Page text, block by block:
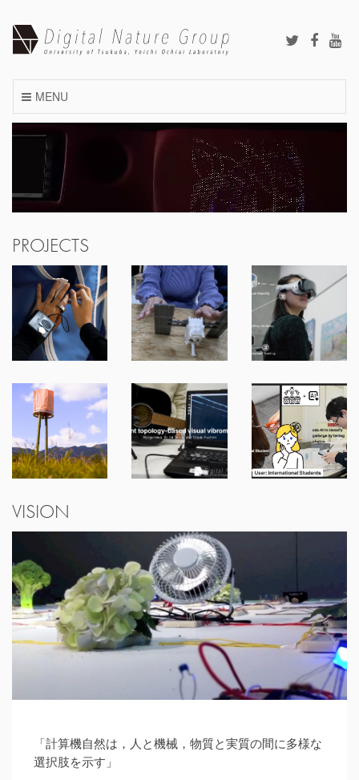
content
MENU
PROJECTS
VISION
「計算機自然は，人と機械，物質と実質の間に多様な
選択肢を示す」